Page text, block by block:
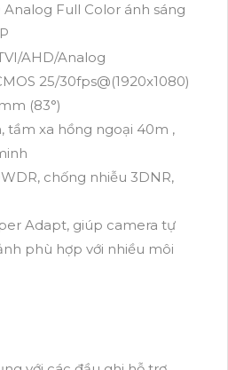
Analog Full Color ánh sáng
AHD/Analog
25/30fps@(1920x1080)
(83°)
tầm xa hồng ngoại 40m ,
chống nhiễu 3DNR,
Adapt, giúp camera tự
phù hợp với nhiều môi